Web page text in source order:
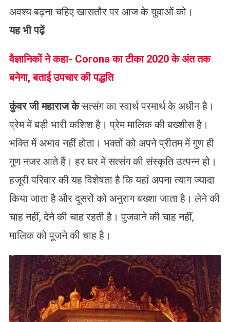
अवश्य बढ़ना चहिए खासतौर पर आज के युवाओं को।
यह भी पढ़ें
वैज्ञानिकों ने कहा- Corona का टीका 2020 के अंत तक
बनेगा, बताई उपचार की पद्धति
कुंवर जी महाराज केसत्संग का स्वार्थ परमार्थ के अधीन है।
प्रेम में बड़ी भारी कशिश है। प्रेम मालिक की बख्शीस है।
भक्ति में अभाव नहीं होता। भक्तों को अपने प्रीतम में गुण ही
गुण नजर आते हैं। हर घर में सत्संग की संस्कृति उत्पन्न हो।
हजूरी परिवार की यह विशेषता है कि यहां अपना त्याग ज्यादा
किया जाता है और दूसरों को अनुराग बख्शा जाता है। लेने की
चाह नहीं, देने की चाह रहती है। पुजवाने की चाह नहीं,
मालिक को पूजने की चाह है।